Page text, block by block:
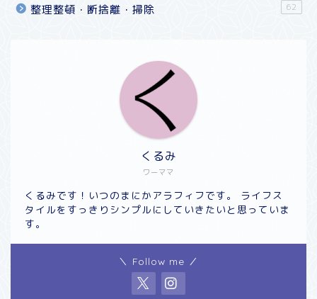
整理整頓・断捨離・掃除 62
ワーママ
くるみ
くるみです！いつのまにかアラフィフです。 ライフス
タイルをすっきりシンプルにしていきたいと思っていま
す。
＼ Follow me ／